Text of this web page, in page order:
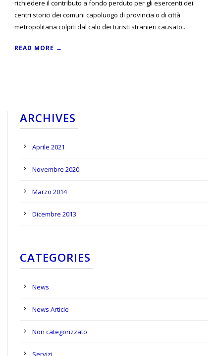
richiedere il contributo a fondo perduto per gli esercenti dei
centri storici dei comuni capoluogo di provincia o di città
metropolitana colpiti dal calo dei turisti stranieri causato...
READ MORE →
ARCHIVES
Aprile 2021
Novembre 2020
Marzo 2014
Dicembre 2013
CATEGORIES
News
News Article
Non categorizzato
Servizi